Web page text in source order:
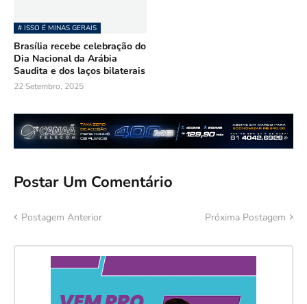
# ISSO É MINAS GERAIS
Brasília recebe celebração do
Dia Nacional da Arábia
Saudita e dos laços bilaterais
22 Setembro, 2025
Postar Um Comentário
Postagem Anterior Próxima Postagem